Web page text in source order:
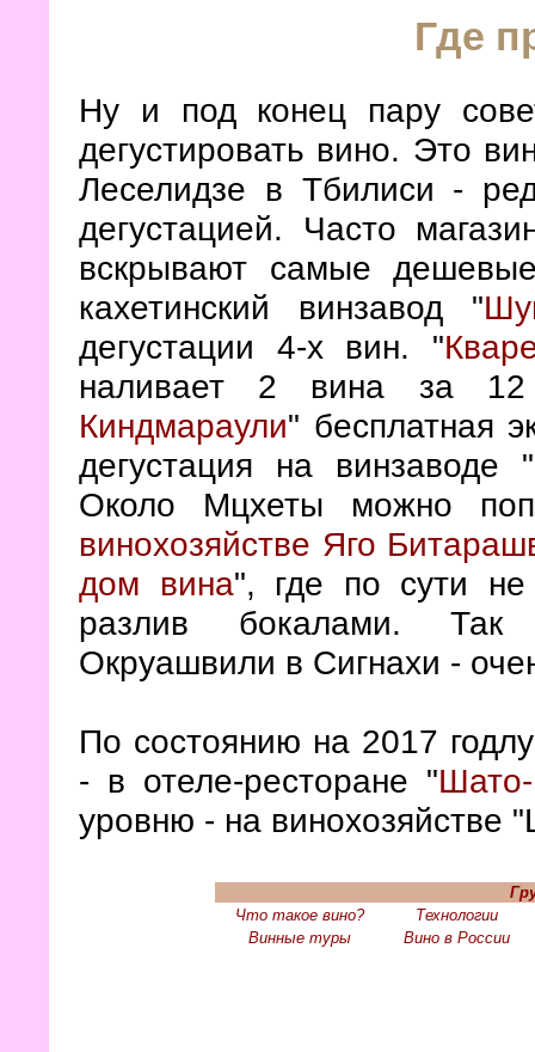
Где
Ну и под конец пару
дегустировать вино. Это
Леселидзе в Тбилиси -
дегустацией. Часто
вскрывают самые
кахетинский винзавод "
дегустации 4-х вин. "
наливает 2 вина за
Киндмараули" бесплатная
дегустация на винзаводе "
Около Мцхеты можно
винохозяйстве Яго
дом вина", где по сути
разлив бокалами. Так
Окруашвили в Сигнахи -
По состоянию на 2017
- в отеле-ресторане "
уровню - на винохозяйстве
Что такое вино?
Технологии
Винные туры
Вино в России